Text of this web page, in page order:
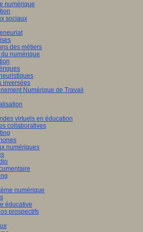
numérique
sociaux
des métiers
du numérique
inversées
Numérique de Travail
virtuels en éducation
collaboratives
numériques
numérique
éducative
prospectifs